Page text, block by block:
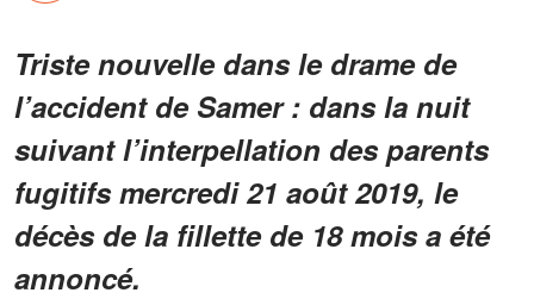
Triste nouvelle dans le drame de
l’accident de Samer : dans la nuit
suivant l’interpellation des parents
fugitifs mercredi 21 août 2019, le
décès de la fillette de 18 mois a été
annoncé.